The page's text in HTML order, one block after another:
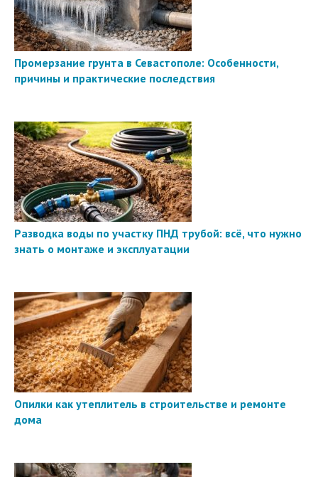
Промерзание грунта в Севастополе: Особенности,
причины и практические последствия
Разводка воды по участку ПНД трубой: всё, что нужно
знать о монтаже и эксплуатации
Опилки как утеплитель в строительстве и ремонте
дома